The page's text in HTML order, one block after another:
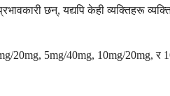
छन्, यद्यपि केही व्यक्तिहरू
20mg, 5mg/40mg, 10mg/20mg, र